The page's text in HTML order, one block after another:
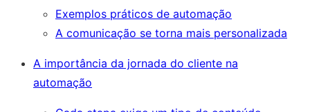
Exemplos práticos de automação
A comunicação se torna mais personalizada
A importância da jornada do cliente na
automação